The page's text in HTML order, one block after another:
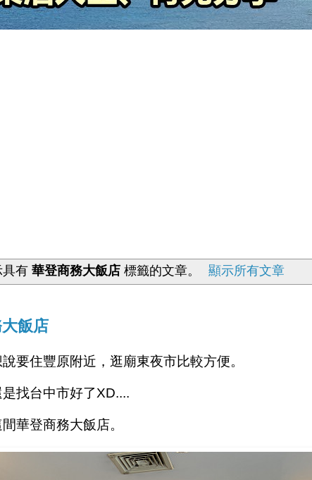
具有 華登商務大飯店標籤的文章。 顯示所有文章
飯店
要住豐原附近，逛廟東夜市比較方便。
找台中市好了XD....
華登商務大飯店。